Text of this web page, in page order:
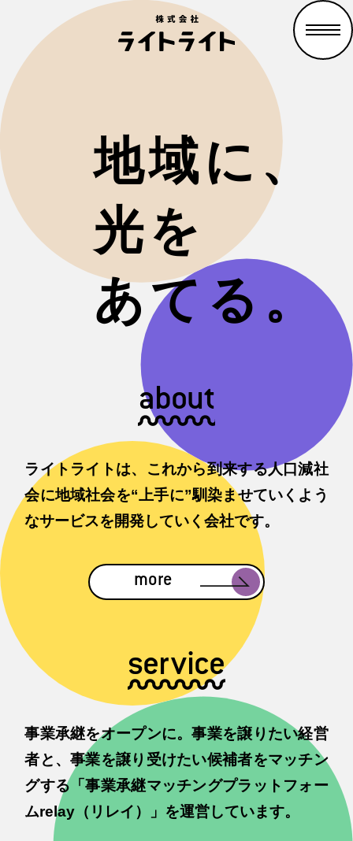
地域に、
光を
あてる。
about
ライトライトは、これから到来する人口減社
会に地域社会を“上手に”馴染ませていくよう
なサービスを開発していく会社です。
more
service
事業承継をオープンに。事業を譲りたい経営
者と、事業を譲り受けたい候補者をマッチン
グする「事業承継マッチングプラットフォー
ムrelay（リレイ）」を運営しています。